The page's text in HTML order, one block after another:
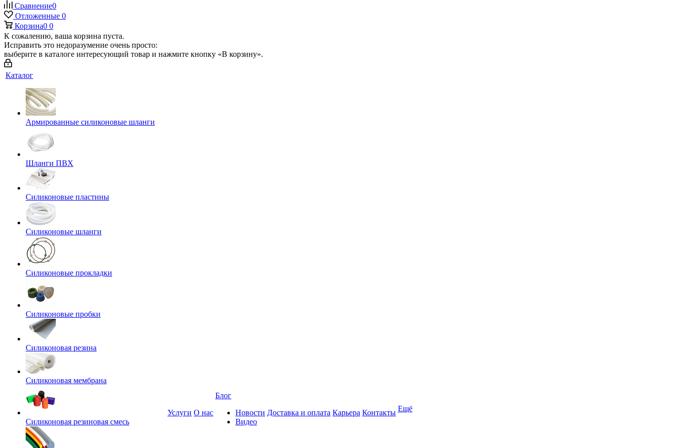
Сравнение0
Отложенные 0
Корзина0 0
К сожалению, ваша корзина пуста.
Исправить это недоразумение очень просто:
выберите в каталоге интересующий товар и нажмите кнопку «В корзину».
Каталог
Армированные силиконовые шланги
Шланги ПВХ
Силиконовые пластины
Силиконовые шланги
Силиконовые прокладки
Силиконовые пробки
Силиконовая резина
Силиконовая мембрана
Силиконовая резиновая смесь
Услуги О нас
Блог
Новости
Видео
Доставка и оплата Карьера Контакты Ещё